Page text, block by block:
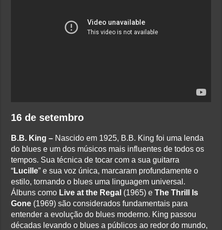
16 de setembro
B.B. King – Nascido em 1925, B.B. King foi uma lenda
do blues e um dos músicos mais influentes de todos os
tempos. Sua técnica de tocar com a sua guitarra
“Lucille” e sua voz única, marcaram profundamente o
estilo, tornando o blues uma linguagem universal.
Álbuns como Live at the Regal (1965) eThe Thrill Is
Gone (1969) são considerados fundamentais para
entender a evolução do blues moderno. King passou
décadas levando o blues a públicos ao redor do mundo,